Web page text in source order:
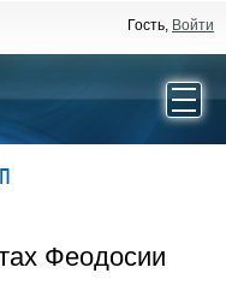
Гость, Войти
Феодосии